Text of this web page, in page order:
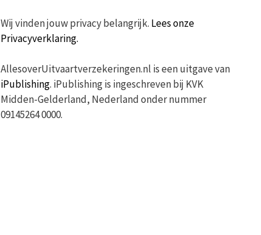
Wij vinden jouw privacy belangrijk. Lees onze
Privacyverklaring.
AllesoverUitvaartverzekeringen.nl is een uitgave van
iPublishing. iPublishing is ingeschreven bij KVK
Midden-Gelderland, Nederland onder nummer
09145264 0000.